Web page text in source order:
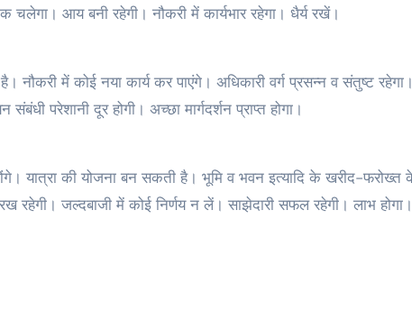
आय बनी रहेगी। नौकरी में कार्यभार रहेगा। धैर्य रखें।
में कोई नया कार्य कर पाएंगे। अधिकारी वर्ग प्रसन्न व संतुष्ट
संबंधी परेशानी दूर होगी। अच्छा मार्गदर्शन प्राप्त होगा।
यात्रा की योजना बन सकती है। भूमि व भवन इत्यादि के खरीद-फरोख्त
रहेगी। जल्दबाजी में कोई निर्णय न लें। साझेदारी सफल रहेगी। लाभ होगा।